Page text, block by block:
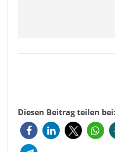
Diesen Beitrag teilen bei: